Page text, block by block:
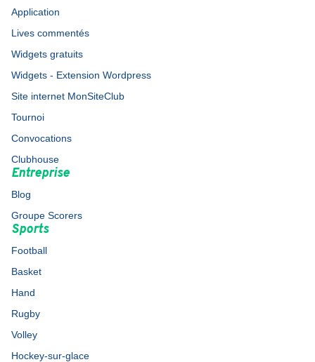
Application
Lives commentés
Widgets gratuits
Widgets - Extension Wordpress
Site internet MonSiteClub
Tournoi
Convocations
Clubhouse
Entreprise
Blog
Groupe Scorers
Sports
Football
Basket
Hand
Rugby
Volley
Hockey-sur-glace